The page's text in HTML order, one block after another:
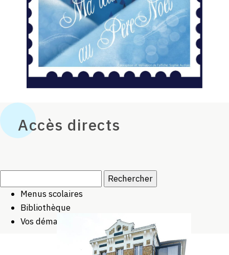
Accès directs
Menus scolaires
Bibliothèque
Vos démarches